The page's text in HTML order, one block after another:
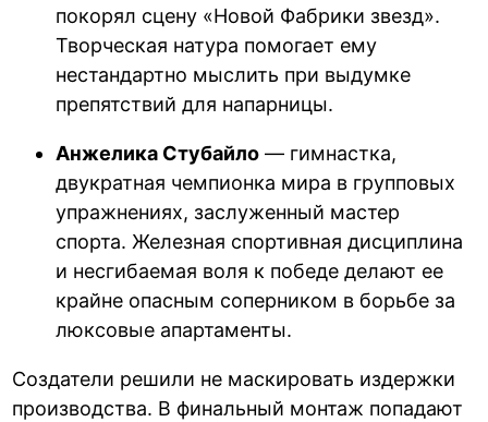
покорял сцену «Новой Фабрики звезд».
Творческая натура помогает ему
нестандартно мыслить при выдумке
препятствий для напарницы.
Анжелика Стубайло — гимнастка,
двукратная чемпионка мира в групповых
упражнениях, заслуженный мастер
спорта. Железная спортивная дисциплина
и несгибаемая воля к победе делают ее
крайне опасным соперником в борьбе за
люксовые апартаменты.
Создатели решили не маскировать издержки
производства. В финальный монтаж попадают